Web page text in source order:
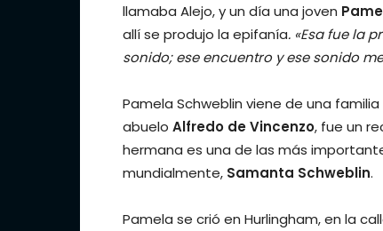
llamaba Alejo, y un día una joven
allí se produjo la epifanía. «Esa fue la
sonido; ese encuentro y ese sonido
Pamela Schweblin viene de una
abuelo Alfredo de Vincenzo, fue un
hermana es una de las más
mundialmente, Samanta Schweblin.
Pamela se crió en Hurlingham, en la